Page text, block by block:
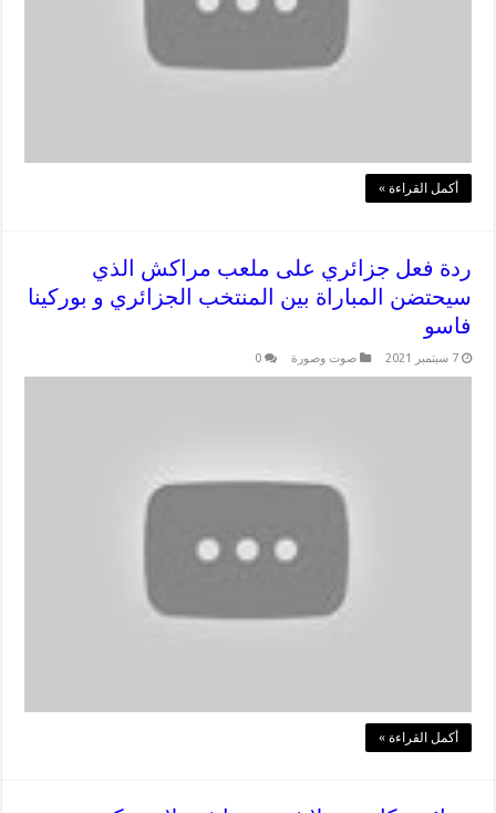
أكمل القراءة »
ردة فعل جزائري على ملعب مراكش الذي
سيحتضن المباراة بين المنتخب الجزائري و بوركينا
فاسو
7 سبتمبر 2021 صوت وصورة 0
أكمل القراءة »